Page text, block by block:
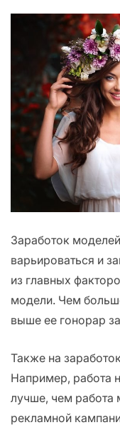
Заработок
варьироваться и
из главных
модели. Чем
выше ее гонорар
Также на
Например, работа
лучше, чем работа
рекламной